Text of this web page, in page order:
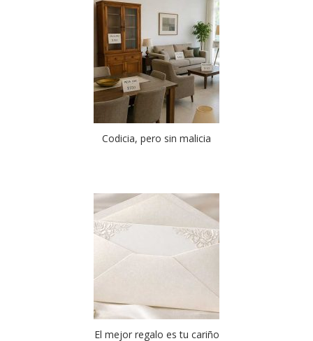
Codicia, pero sin malicia
El mejor regalo es tu cariño